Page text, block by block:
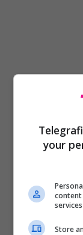
your
content
Store